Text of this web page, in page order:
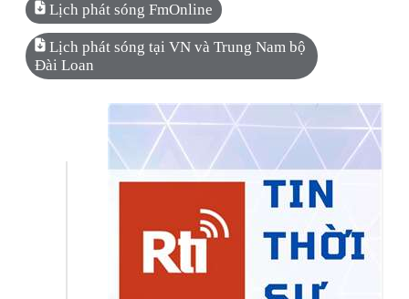
Lịch phát sóng FmOnline
Lịch phát sóng tại VN và Trung Nam bộ
Đài Loan